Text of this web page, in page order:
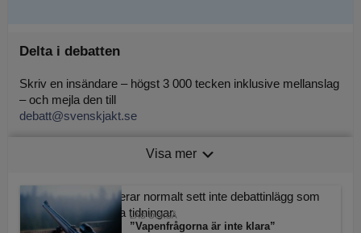
Delta i debatten
Skriv en insändare – högst 3 000 tecken inklusive mellanslag
– och mejla den till
debatt@svenskjakt.se
Tänk på att uppge namn och adress, oavsett hur du signerar
Svensk Jakt publicerar normalt sett inte debattinlägg som
publicerats av andra tidningar.
Visa mer
LÄS OCKSÅ
”Vapenfrågorna är inte klara”